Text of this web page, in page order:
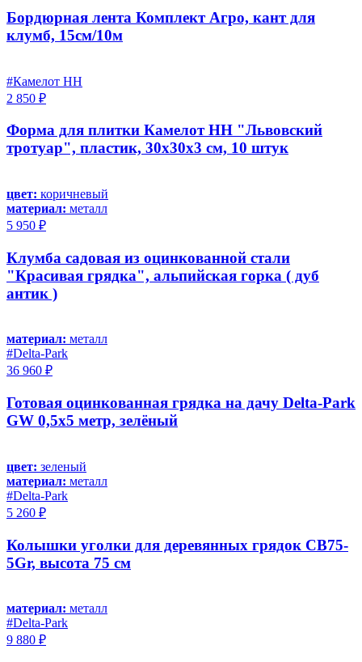
Бордюрная лента Комплект Агро, кант для
клумб, 15см/10м
#Камелот НН
2 850 ₽
Форма для плитки Камелот НН "Львовский
тротуар", пластик, 30x30х3 см, 10 штук
цвет: коричневый
материал: металл
5 950 ₽
Клумба садовая из оцинкованной стали
"Красивая грядка", альпийская горка ( дуб
антик )
материал: металл
#Delta-Park
36 960 ₽
Готовая оцинкованная грядка на дачу Delta-Park
GW 0,5x5 метр, зелёный
цвет: зеленый
материал: металл
#Delta-Park
5 260 ₽
Колышки уголки для деревянных грядок CB75-
5Gr, высота 75 см
материал: металл
#Delta-Park
9 880 ₽